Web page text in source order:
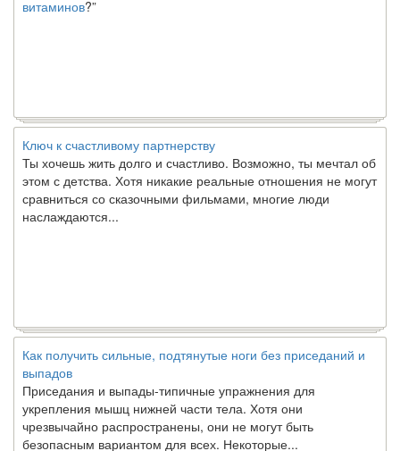
Ключ к счастливому партнерству
Ты хочешь жить долго и счастливо. Возможно, ты мечтал об
этом с детства. Хотя никакие реальные отношения не могут
сравниться со сказочными фильмами, многие люди
наслаждаются...
Как получить сильные, подтянутые ноги без приседаний и
выпадов
Приседания и выпады-типичные упражнения для
укрепления мышц нижней части тела. Хотя они
чрезвычайно распространены, они не могут быть
безопасным вариантом для всех. Некоторые...